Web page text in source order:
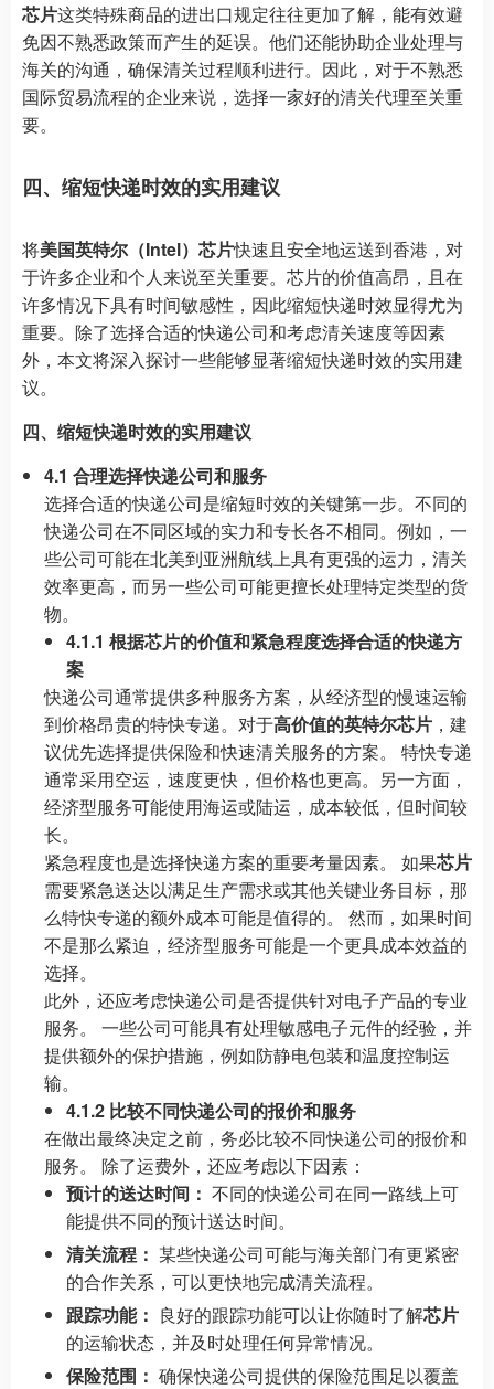
芯片这类特殊商品的进出口规定往往更加了解，能有效避
免因不熟悉政策而产生的延误。他们还能协助企业处理与
海关的沟通，确保清关过程顺利进行。因此，对于不熟悉
国际贸易流程的企业来说，选择一家好的清关代理至关重
要。
四、缩短快递时效的实用建议
将美国英特尔（Intel）芯片快速且安全地运送到香港，对
于许多企业和个人来说至关重要。芯片的价值高昂，且在
许多情况下具有时间敏感性，因此缩短快递时效显得尤为
重要。除了选择合适的快递公司和考虑清关速度等因素
外，本文将深入探讨一些能够显著缩短快递时效的实用建
议。
四、缩短快递时效的实用建议
4.1 合理选择快递公司和服务
选择合适的快递公司是缩短时效的关键第一步。不同的
快递公司在不同区域的实力和专长各不相同。例如，一
些公司可能在北美到亚洲航线上具有更强的运力，清关
效率更高，而另一些公司可能更擅长处理特定类型的货
物。
4.1.1 根据芯片的价值和紧急程度选择合适的快递方
案
快递公司通常提供多种服务方案，从经济型的慢速运输
到价格昂贵的特快专递。对于高价值的英特尔芯片 ，建
议优先选择提供保险和快速清关服务的方案。 特快专递
通常采用空运，速度更快，但价格也更高。另一方面，
经济型服务可能使用海运或陆运，成本较低，但时间较
长。
紧急程度也是选择快递方案的重要考量因素。 如果芯片
需要紧急送达以满足生产需求或其他关键业务目标，那
么特快专递的额外成本可能是值得的。 然而，如果时间
不是那么紧迫，经济型服务可能是一个更具成本效益的
选择。
此外，还应考虑快递公司是否提供针对电子产品的专业
服务。 一些公司可能具有处理敏感电子元件的经验，并
提供额外的保护措施，例如防静电包装和温度控制运
输。
4.1.2 比较不同快递公司的报价和服务
在做出最终决定之前，务必比较不同快递公司的报价和
服务。 除了运费外，还应考虑以下因素：
预计的送达时间： 不同的快递公司在同一路线上可
能提供不同的预计送达时间。
清关流程： 某些快递公司可能与海关部门有更紧密
的合作关系，可以更快地完成清关流程。
跟踪功能： 良好的跟踪功能可以让你随时了解芯片
的运输状态，并及时处理任何异常情况。
保险范围： 确保快递公司提供的保险范围足以覆盖